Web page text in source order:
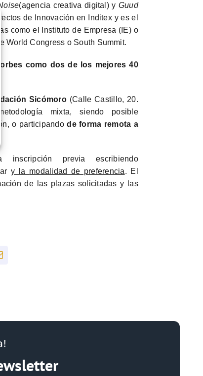
(agencia creativa digital) y Guud
de Innovación en Inditex y es el
como el Instituto de Empresa (IE) o
World Congress o South Summit.
como dos de los mejores 40
Sicómoro(Calle Castillo, 20.
mixta, siendo posible
o participandode forma remota a
previa escribiendo
y la modalidad de preferencia. El
de las plazas solicitadas y las